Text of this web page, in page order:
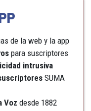
de la web y la app
para suscriptores
intrusiva
SUMA
Voz desde 1882